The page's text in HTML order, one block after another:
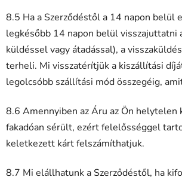
8.5 Ha a Szerződéstől a 14 napon belül
legkésőbb 14 napon belül visszajuttatni
küldéssel vagy átadással), a
terheli. Mi visszatérítjük a kiszállítási
legolcsóbb szállítási mód összegéig,
8.6 Amennyiben az Áru az Ön helytelen
fakadóan sérült, ezért felelősséggel
keletkezett kárt felszámíthatjuk.
8.7 Mi elállhatunk a Szerződéstől, ha